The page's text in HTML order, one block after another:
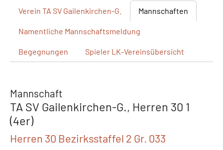
Verein TA SV Gailenkirchen-G. Mannschaften
Namentliche Mannschaftsmeldung
Begegnungen Spieler LK-Vereinsübersicht
Mannschaft
TA SV Gailenkirchen-G., Herren 30 1
(4er)
Herren 30 Bezirksstaffel 2 Gr. 033